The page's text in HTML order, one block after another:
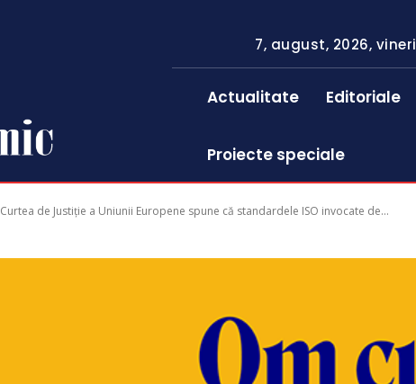
7, august, 2026, vineri
Actualitate Editoriale
Proiecte speciale
Curtea de Justiție a Uniunii Europene spune că standardele ISO invocate de...